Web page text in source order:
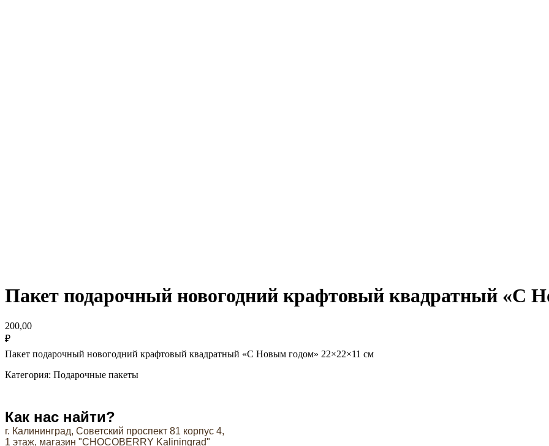
Пакет подарочный новогодний крафтовый квадратный «С
200,00
₽
Пакет подарочный новогодний крафтовый квадратный «С Новым годом» 22×22×11 см
Категория: Подарочные пакеты
Как нас найти?
г. Калининград, Советский проспект 81 корпус 4,
1 этаж, магазин "СHOCOBERRY Kaliningrad"